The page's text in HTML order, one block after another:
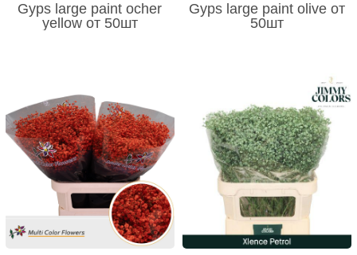
Gyps large paint ocher
yellow от 50шт
Gyps large paint olive от
50шт